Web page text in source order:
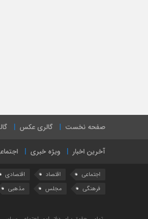
صفحه نخست گالری عکس
آخرین اخبار ویژه خبری
اجتماعی اقتصاد اقتصادی
فرهنگی
مجلس مذهبی